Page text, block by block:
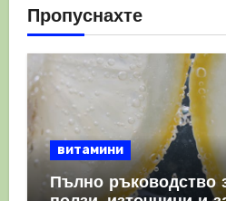
Пропуснахте
витамини
Пълно ръководство